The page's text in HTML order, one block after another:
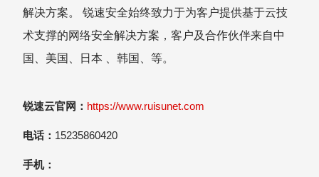
解决方案。 锐速安全始终致力于为客户提供基于云技
术支撑的网络安全解决方案，客户及合作伙伴来自中
国、美国、日本 、韩国、等。
锐速云官网： https://www.ruisunet.com
电话： 15235860420
手机：